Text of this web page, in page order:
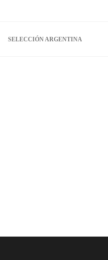
SELECCIÓN ARGENTINA